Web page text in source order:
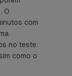
O
com
no teste.
como o